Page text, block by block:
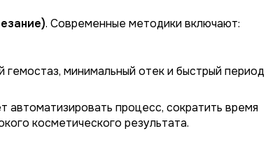
. Современные методики включают:
гемостаз, минимальный отек и быстрый период
автоматизировать процесс, сократить время
косметического результата.